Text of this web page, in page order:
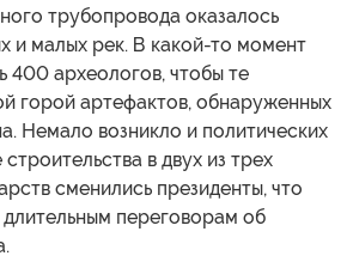
трубопровода оказалось
и малых рек. В какой-то момент
400 археологов, чтобы те
горой артефактов, обнаруженных
Немало возникло и политических
в двух из трех
сменились президенты, что
переговорам об